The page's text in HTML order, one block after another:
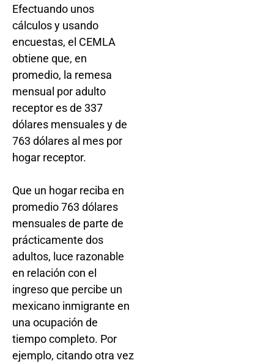
Efectuando unos
cálculos y usando
encuestas, el CEMLA
obtiene que, en
promedio, la remesa
mensual por adulto
receptor es de 337
dólares mensuales y de
763 dólares al mes por
hogar receptor.
Que un hogar reciba en
promedio 763 dólares
mensuales de parte de
prácticamente dos
adultos, luce razonable
en relación con el
ingreso que percibe un
mexicano inmigrante en
una ocupación de
tiempo completo. Por
ejemplo, citando otra vez